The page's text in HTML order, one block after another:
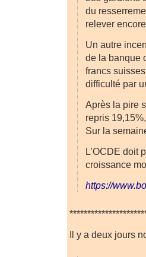
du
relever
Un autre
de la banque
francs
difficulté par
Après la pire
repris
Sur la
L’OCDE doit
croissance
https://
Il y a deux jours